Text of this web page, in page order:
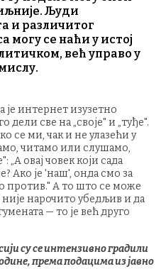
Људи
и различитог
могу се наћи у истој
већ управо у
интернет изузетно
дели све на „своје" и „туђе".
се ми, чак и не улазећи у
читамо или слушамо,
овај човек који сада
Ако је 'наш', онда смо за
против." А то што се може
нарочито убедљив и да
— то је већ друго
су се интензивно градили
према подацима из јавно